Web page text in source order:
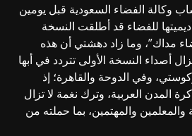
وكالة الفضاء السعودية قبل يومين
للفضاء قد أطلقت النسخة
مداك”، وما زاد دهشتي أن هذه
أصداء النسخة الأولى تتردد في أبها
وفي الدوحة والقاهرة؛ إذ
المدن العربية، وترك نغمة لا تزال
والمهتمين، بما حملته من